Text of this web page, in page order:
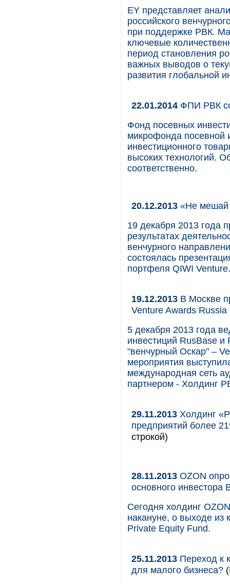
EY представляет
российского
при поддержке РВК.
ключевые
период становления
важных выводов о
развития глобальной
22.01.2014 ФПИ РВК
Фонд посевных
микрофонда посевной
инвестиционного
высоких технологий.
соответственно.
20.12.2013 «Не мешай
19 декабря 2013 года
результатах
венчурного
состоялась
портфеля QIWI Venture.
19.12.2013 В Москве
Venture Awards Russia
5 декабря 2013 года
инвестиций RusBase и
"венчурный Оскар" –
мероприятия
международная сеть
партнером - Холдинг
29.11.2013 Холдинг
предприятий более
строкой)
28.11.2013 OZON
основного инвестора
Сегодня холдинг
накануне, о выходе из
Private Equity Fund.
25.11.2013 Переход к
для малого бизнеса?